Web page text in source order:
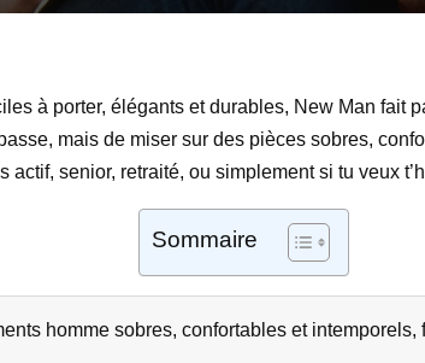
à porter, élégants et durables, New Man fait
mais de miser sur des pièces sobres,
senior, retraité, ou simplement si tu veux
Sommaire
homme sobres, confortables et